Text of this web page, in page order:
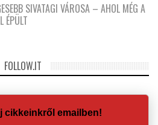
SIVATAGI VÁROSA – AHOL MÉG A
ÉPÜLT
FOLLOW.IT
cikkeinkről emailben!